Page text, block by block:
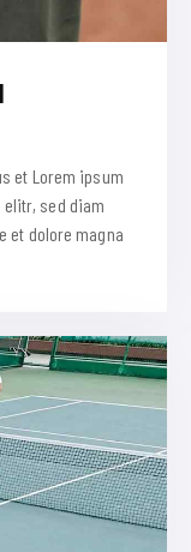
et Lorem ipsum
sed diam
et dolore magna